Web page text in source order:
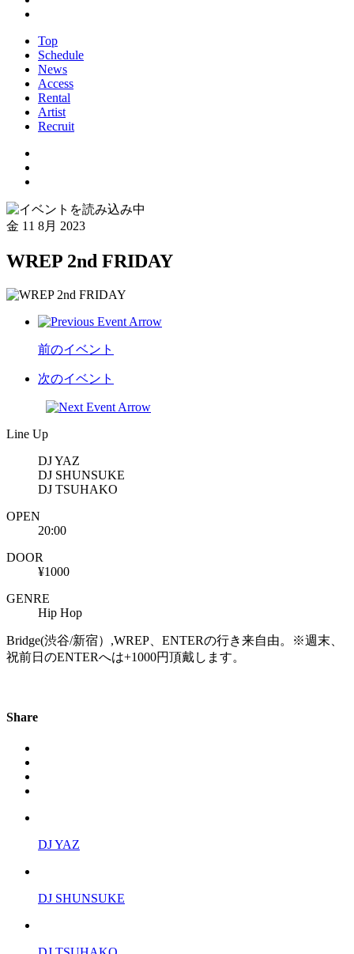
Top
Schedule
News
Access
Rental
Artist
Recruit
金 11 8月 2023
WREP 2nd FRIDAY
前のイベント
次のイベント
Line Up
DJ YAZ
DJ SHUNSUKE
DJ TSUHAKO
OPEN
20:00
DOOR
¥1000
GENRE
Hip Hop
Bridge(渋谷/新宿）,WREP、ENTERの行き来自由。※週末、
祝前日のENTERへは+1000円頂戴します。
Share
DJ YAZ
DJ SHUNSUKE